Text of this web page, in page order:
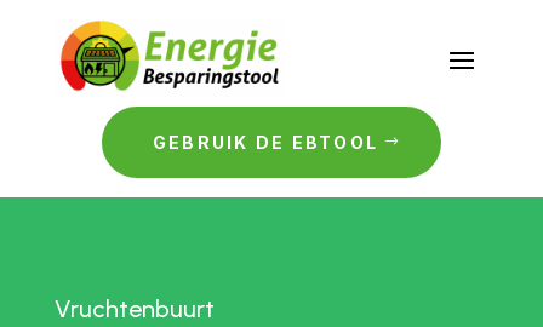
GEBRUIK DE EBTOOL
Vruchtenbuurt